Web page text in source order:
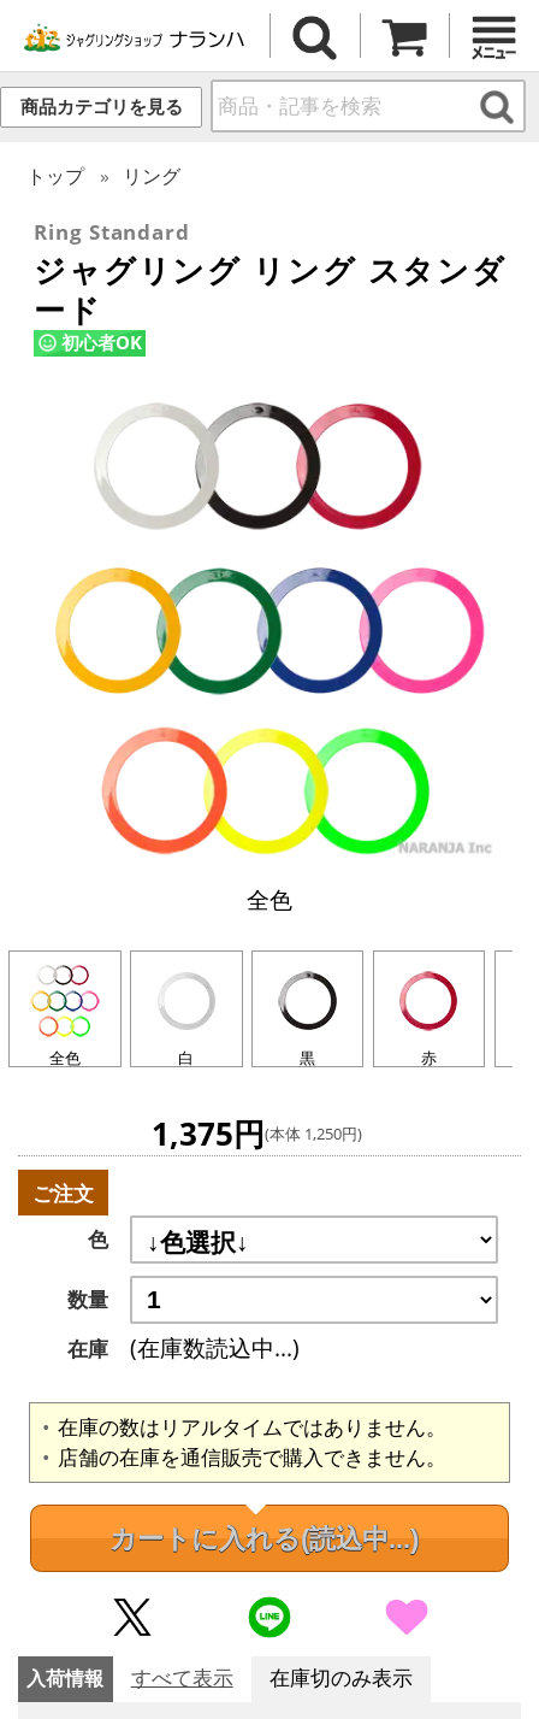
商品カテゴリを見る
トップ リング
Ring Standard
ジャグリング リング スタンダ
ード
初心者OK
全色
全色 白 黒 赤
1,375円(本体 1,250円)
ご注文
色
数量
在庫
(在庫数読込中...)
在庫の数はリアルタイムではありません。
店舗の在庫を通信販売で購入できません。
カートに入れる(読込中...)
入荷情報 すべて表示 在庫切のみ表示